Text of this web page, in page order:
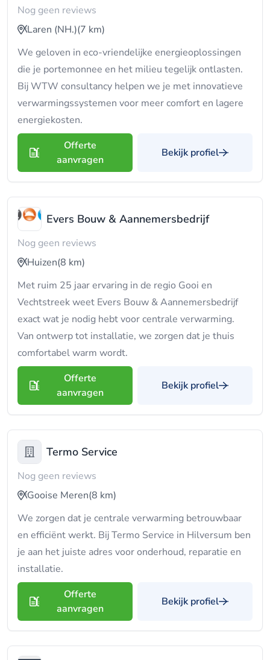
Nog geen reviews
Laren (NH.)(7 km)
We geloven in eco-vriendelijke energieoplossingen
die je portemonnee en het milieu tegelijk ontlasten.
Bij WTW consultancy helpen we je met innovatieve
verwarmingssystemen voor meer comfort en lagere
energiekosten.
Offerte
aanvragen
Bekijk profiel
Evers Bouw & Aannemersbedrijf
Nog geen reviews
Huizen(8 km)
Met ruim 25 jaar ervaring in de regio Gooi en
Vechtstreek weet Evers Bouw & Aannemersbedrijf
exact wat je nodig hebt voor centrale verwarming.
Van ontwerp tot installatie, we zorgen dat je thuis
comfortabel warm wordt.
Offerte
aanvragen
Bekijk profiel
Termo Service
Nog geen reviews
Gooise Meren(8 km)
We zorgen dat je centrale verwarming betrouwbaar
en efficiënt werkt. Bij Termo Service in Hilversum ben
je aan het juiste adres voor onderhoud, reparatie en
installatie.
Offerte
aanvragen
Bekijk profiel